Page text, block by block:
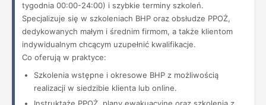
tygodnia 00:00-24:00) i szybkie terminy szkoleń.
Specjalizuje się w szkoleniach BHP oraz obsłudze PPOŻ,
dedykowanych małym i średnim firmom, a także klientom
indywidualnym chcącym uzupełnić kwalifikacje.
Co oferują w praktyce:
Szkolenia wstępne i okresowe BHP z możliwością
realizacji w siedzibie klienta lub online.